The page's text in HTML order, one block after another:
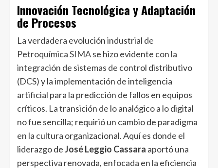
Innovación Tecnológica y Adaptación
de Procesos
La verdadera evolución industrial de
Petroquímica SIMAse hizo evidente con la
integración de sistemas de control distributivo
(DCS) y la implementación de inteligencia
artificial para la predicción de fallos en equipos
críticos. La transición de lo analógico a lo digital
no fue sencilla; requirió un cambio de paradigma
en la cultura organizacional. Aquí es donde el
liderazgo deJosé Leggio Cassara aportó una
perspectiva renovada, enfocada en la eficiencia